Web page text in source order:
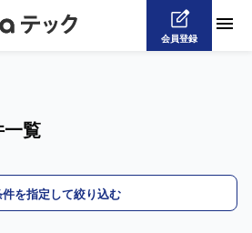
会員登録
覧
を指定して絞り込む